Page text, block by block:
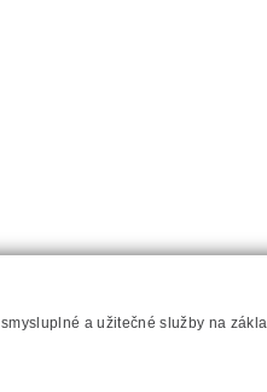
a užitečné služby na